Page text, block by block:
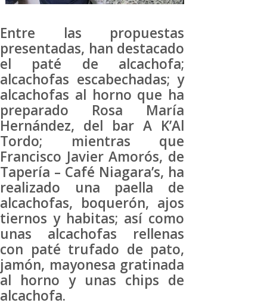
Entre las propuestas
presentadas, han destacado
el paté de alcachofa;
alcachofas escabechadas; y
alcachofas al horno que ha
preparado Rosa María
Hernández, del bar A K’Al
Tordo; mientras que
Francisco Javier Amorós, de
Tapería – Café Niagara’s, ha
realizado una paella de
alcachofas, boquerón, ajos
tiernos y habitas; así como
unas alcachofas rellenas
con paté trufado de pato,
jamón, mayonesa gratinada
al horno y unas chips de
alcachofa.